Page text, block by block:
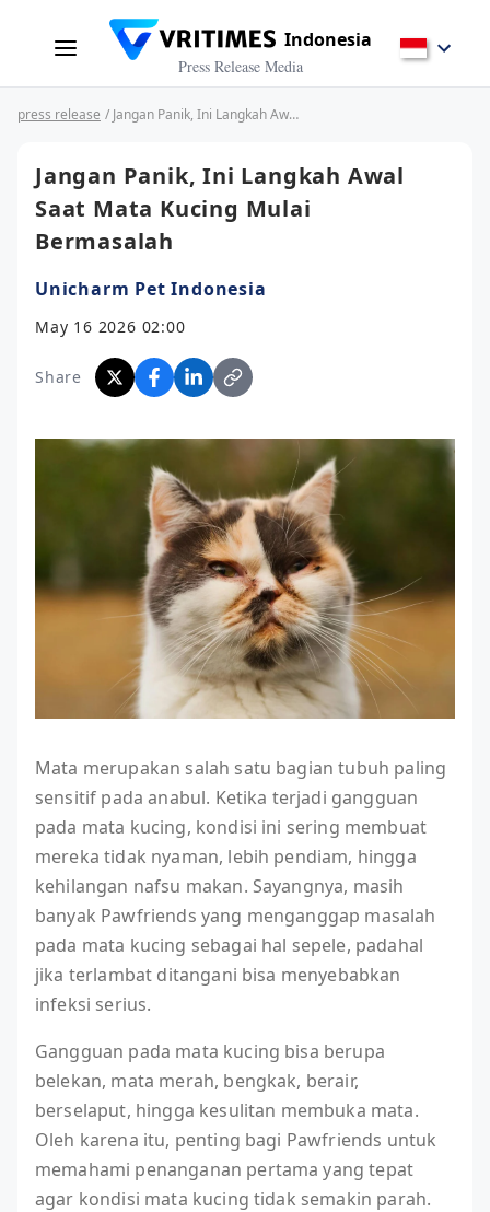
Indonesia
Press Release Media
press release / Jangan Panik, Ini Langkah Awal Saat Mata Kucing Mulai Bermasalah
Jangan Panik, Ini Langkah Awal
Saat Mata Kucing Mulai
Bermasalah
Unicharm Pet Indonesia
May 16 2026 02:00
Share
Mata merupakan salah satu bagian tubuh paling
sensitif pada anabul. Ketika terjadi gangguan
pada mata kucing, kondisi ini sering membuat
mereka tidak nyaman, lebih pendiam, hingga
kehilangan nafsu makan. Sayangnya, masih
banyak Pawfriends yang menganggap masalah
pada mata kucing sebagai hal sepele, padahal
jika terlambat ditangani bisa menyebabkan
infeksi serius.
Gangguan pada mata kucing bisa berupa
belekan, mata merah, bengkak, berair,
berselaput, hingga kesulitan membuka mata.
Oleh karena itu, penting bagi Pawfriends untuk
memahami penanganan pertama yang tepat
agar kondisi mata kucing tidak semakin parah.